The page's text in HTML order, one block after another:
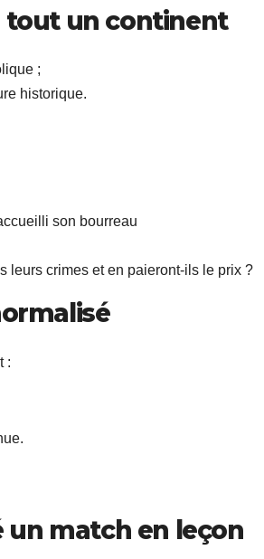
tout un continent
;
historique.
son bourreau
leurs crimes et en paieront-ils le prix ?
:
match en leçon